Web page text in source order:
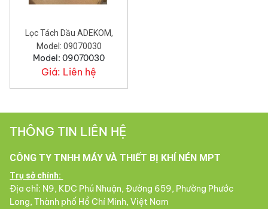
Lọc Tách Dầu ADEKOM,
Model: 09070030
Model: 09070030
Giá: Liên hệ
THÔNG TIN LIÊN HỆ
CÔNG TY TNHH MÁY VÀ THIẾT BỊ KHÍ NÉN MPT
Trụ sở chính:
Địa chỉ: N9, KDC Phú Nhuận, Đường 659, Phường Phước
Long, Thành phố Hồ Chí Minh, Việt Nam